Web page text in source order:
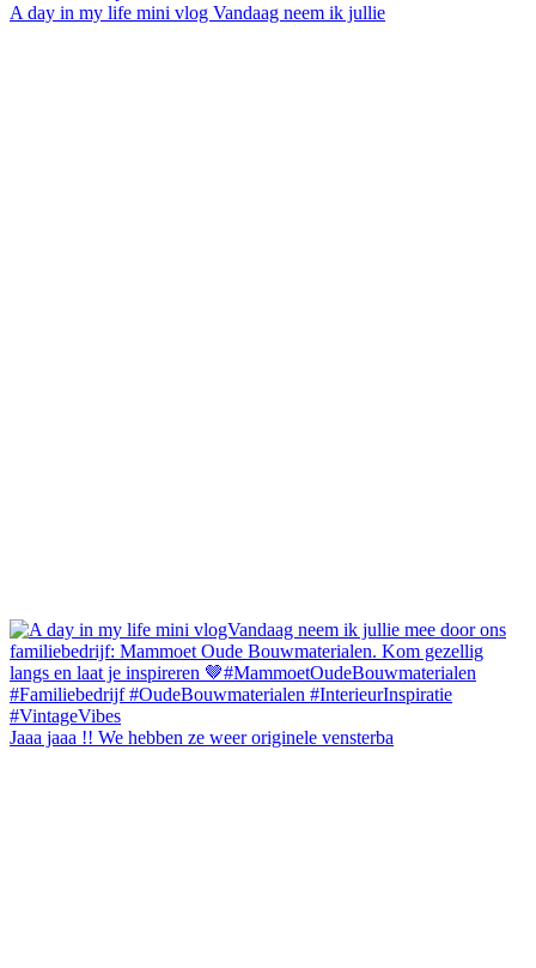
A day in my life mini vlog Vandaag neem ik jullie
Jaaa jaaa !! We hebben ze weer originele vensterba